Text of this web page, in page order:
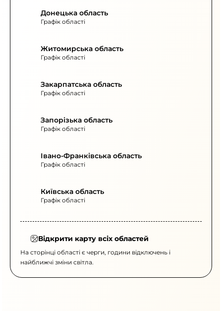
Донецька область
Графік області
Житомирська область
Графік області
Закарпатська область
Графік області
Запорізька область
Графік області
Івано-Франківська область
Графік області
Київська область
Графік області
Відкрити карту всіх областей
На сторінці області є черги, години відключень і
найближчі зміни світла.